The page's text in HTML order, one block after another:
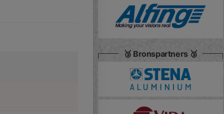
🥉 Bronspartners 🥉